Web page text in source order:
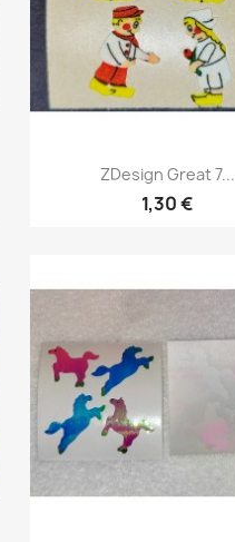
ZDesign Great 7...
1,30 €